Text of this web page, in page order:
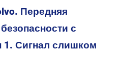
Передняя
с
1. Сигнал слишком